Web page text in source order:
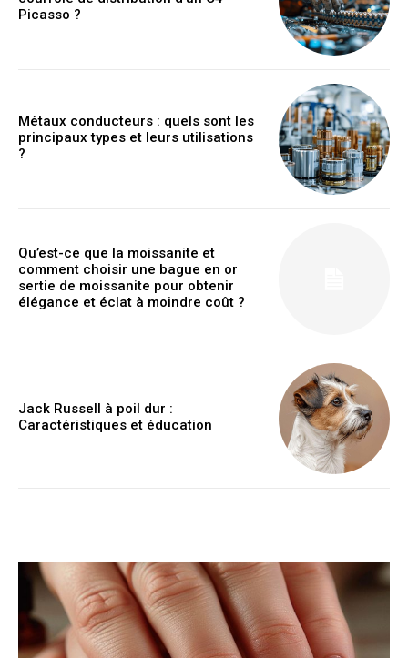
Picasso ?
Métaux conducteurs : quels sont les
principaux types et leurs utilisations
?
Qu’est-ce que la moissanite et
comment choisir une bague en or
sertie de moissanite pour obtenir
élégance et éclat à moindre coût ?
Jack Russell à poil dur :
Caractéristiques et éducation